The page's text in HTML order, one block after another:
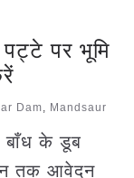
पट्टे पर भूमि
Dam, Mandsaur
बाँध के डूब
तक आवेदन